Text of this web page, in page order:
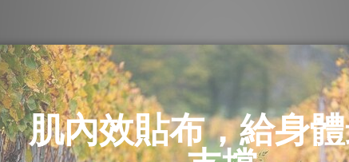
收縮，也能伸展到大腿前側的肌肉，並且提高身體的平衡跟
部方向踢，要確實讓腳跟向後向上拉高。來回跑10公尺。